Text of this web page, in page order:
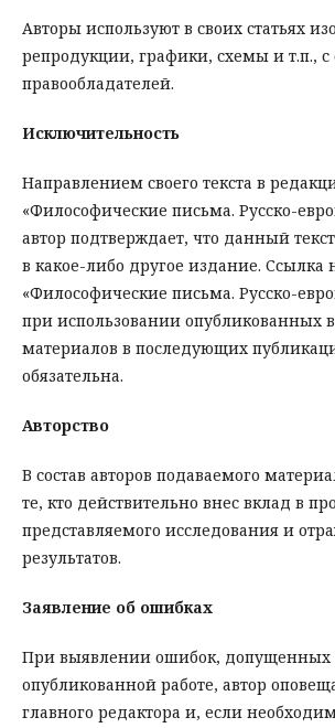
Авторы используют в своих статьях
репродукции, графики, схемы и т.п., с
правообладателей.
Исключительность
Направлением своего текста в
«Философические письма. Русско-
автор подтверждает, что данный
в какое-либо другое издание. Ссылка
«Философические письма. Русско-
при использовании опубликованных
материалов в последующих
обязательна.
Авторство
В состав авторов подаваемого
те, кто действительно внес вклад в
представляемого исследования и
результатов.
Заявление об ошибках
При выявлении ошибок, допущенных
опубликованной работе, автор
главного редактора и, если